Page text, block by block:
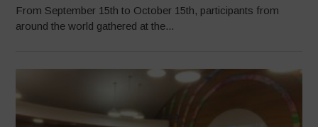
From September 15th to October 15th, participants from
around the world gathered at the...